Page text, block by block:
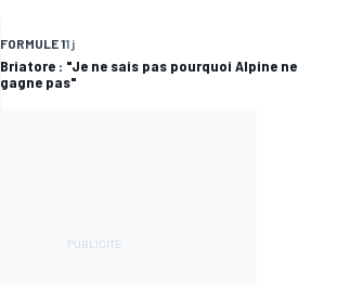
FORMULE 11 j
Briatore : "Je ne sais pas pourquoi Alpine ne
gagne pas"